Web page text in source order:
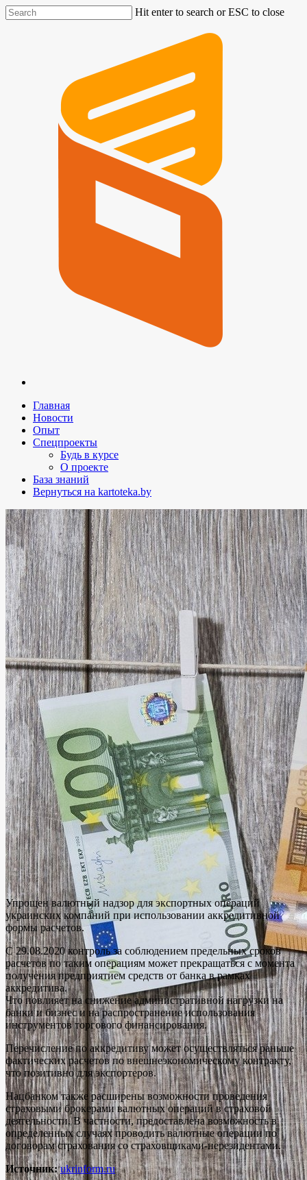
Hit enter to search or ESC to close
Главная
Новости
Опыт
Спецпроекты
Будь в курсе
О проекте
База знаний
Вернуться на kartoteka.by
Упрощен валютный надзор для экспортных операций
украинских компаний при использовании аккредитивной
формы расчетов.
С 29.08.2020 контроль за соблюдением предельных сроков
расчетов по таким операциям может прекращаться с момента
получения предприятием средств от банка в рамках
аккредитива.
Что повлияет на снижение административной нагрузки на
банки и бизнес и на распространение использования
инструментов торгового финансирования.
Перечисление по аккредитиву может осуществляться раньше
фактических расчетов по внешнеэкономическому контракту,
что позитивно для экспортеров.
Нацбанком также расширены возможности проведения
страховыми брокерами валютных операций в страховой
деятельности. В частности, предоставлена возможность в
определенных случаях проводить валютные операции по
договорам страхования со страховщиками-нерезидентами.
Источник: ukrinform.ru